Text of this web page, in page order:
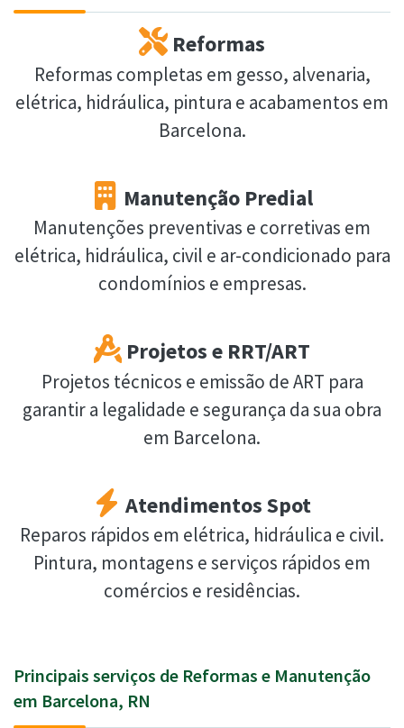
Reformas
Reformas completas em gesso, alvenaria,
elétrica, hidráulica, pintura e acabamentos em
Barcelona.
Manutenção Predial
Manutenções preventivas e corretivas em
elétrica, hidráulica, civil e ar-condicionado para
condomínios e empresas.
Projetos e RRT/ART
Projetos técnicos e emissão de ART para
garantir a legalidade e segurança da sua obra
em Barcelona.
Atendimentos Spot
Reparos rápidos em elétrica, hidráulica e civil.
Pintura, montagens e serviços rápidos em
comércios e residências.
Principais serviços de Reformas e Manutenção
em Barcelona, RN